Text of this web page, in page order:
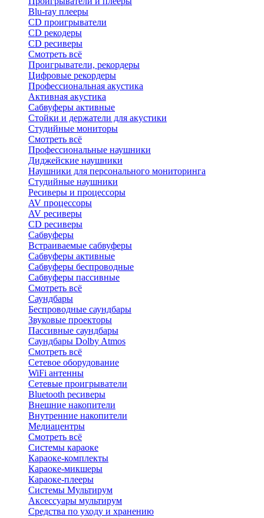
Blu-ray плееры
CD проигрыватели
CD рекодеры
CD ресиверы
Смотреть всё
Проигрыватели, рекордеры
Цифровые рекордеры
Профессиональная акустика
Активная акустика
Сабвуферы активные
Стойки и держатели для акустики
Студийные мониторы
Смотреть всё
Профессиональные наушники
Диджейские наушники
Наушники для персонального мониторинга
Студийные наушники
Ресиверы и процессоры
AV процессоры
AV ресиверы
CD ресиверы
Сабвуферы
Встраиваемые сабвуферы
Сабвуферы активные
Сабвуферы беспроводные
Сабвуферы пассивные
Смотреть всё
Саундбары
Беспроводные саундбары
Звуковые проекторы
Пассивные саундбары
Саундбары Dolby Atmos
Смотреть всё
Сетевое оборудование
WiFi антенны
Сетевые проигрыватели
Bluetooth ресиверы
Внешние накопители
Внутренние накопители
Медиацентры
Смотреть всё
Системы караоке
Караоке-комплекты
Караоке-микшеры
Караоке-плееры
Системы Мультирум
Аксессуары мультирум
Средства по уходу и хранению